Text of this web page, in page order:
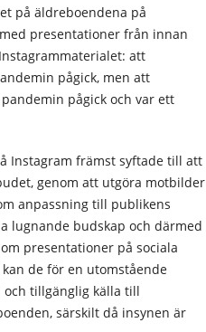
på äldreboendena på
presentationer från innan
att
pågick, men att
pågick och var ett
Instagram främst syftade till att
genom att utgöra motbilder
anpassning till publikens
lugnande budskap och därmed
presentationer på sociala
de för en utomstående
tillgänglig källa till
särskilt då insynen är